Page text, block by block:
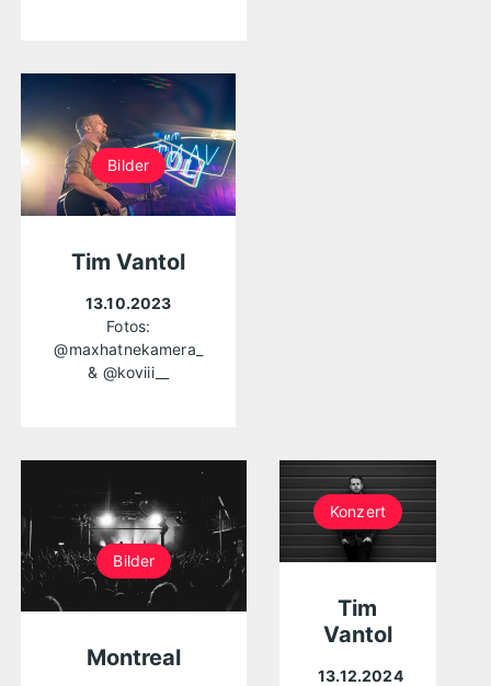
Bilder
Tim Vantol
13.10.2023
Fotos:
@maxhatnekamera_
& @koviii__
Bilder
Montreal
Konzert
Tim
Vantol
13.12.2024